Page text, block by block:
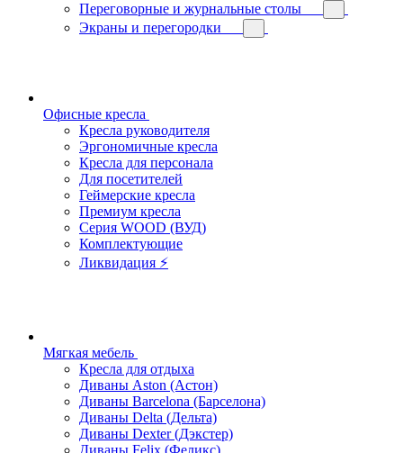
Переговорные и журнальные столы
Экраны и перегородки
Офисные кресла
Кресла руководителя
Эргономичные кресла
Кресла для персонала
Для посетителей
Геймерские кресла
Премиум кресла
Серия WOOD (ВУД)
Комплектующие
Ликвидация ⚡
Мягкая мебель
Кресла для отдыха
Диваны Aston (Астон)
Диваны Barcelona (Барселона)
Диваны Delta (Дельта)
Диваны Dexter (Дэкстер)
Диваны Felix (Феликс)